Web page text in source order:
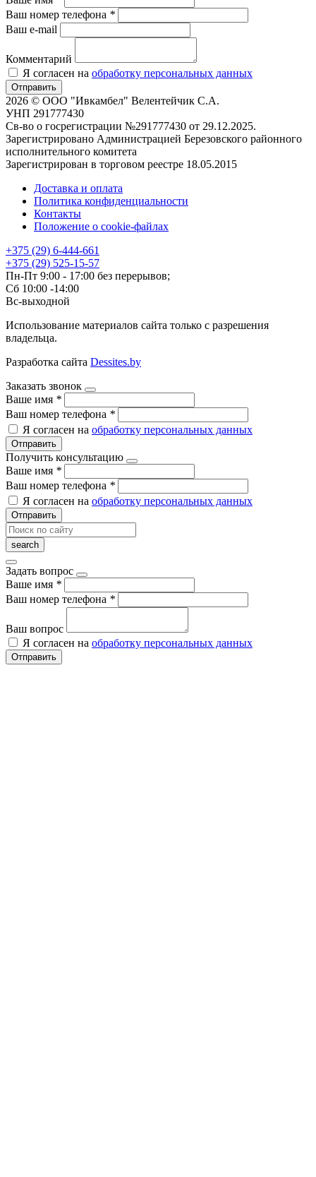
Ваш номер телефона *
Ваш e-mail
Комментарий
Я согласен на обработку персональных данных
Отправить
2026 © OOO "Ивкамбел" Велентейчик С.А.
УНП 291777430
Св-во о госрегистрации №291777430 от 29.12.2025.
Зарегистрировано Администрацией Березовского районного
исполнительного комитета
Зарегистрирован в торговом реестре 18.05.2015
Доставка и оплата
Политика конфиденциальности
Контакты
Положение о cookie-файлах
+375 (29) 6-444-661
+375 (29) 525-15-57
Пн-Пт 9:00 - 17:00 без перерывов;
Сб 10:00 -14:00
Вс-выходной
Использование материалов сайта только с разрешения
владельца.
Разработка сайта Dessites.by
Заказать звонок
Ваше имя *
Ваш номер телефона *
Я согласен на обработку персональных данных
Отправить
Получить консультацию
Ваше имя *
Ваш номер телефона *
Я согласен на обработку персональных данных
Отправить
Задать вопрос
Ваше имя *
Ваш номер телефона *
Ваш вопрос
Я согласен на обработку персональных данных
Отправить